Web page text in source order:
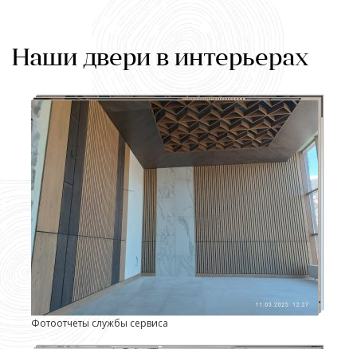
Наши двери в интерьерах
Фотоотчеты службы сервиса